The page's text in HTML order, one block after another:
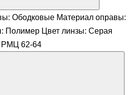
Ободковые Материал оправы:
Полимер Цвет линзы: Серая
РМЦ 62-64